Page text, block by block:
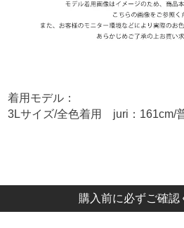
着用モデル：
3Lサイズ/全色着用 juri：161cm/
購入前に必ずご確認